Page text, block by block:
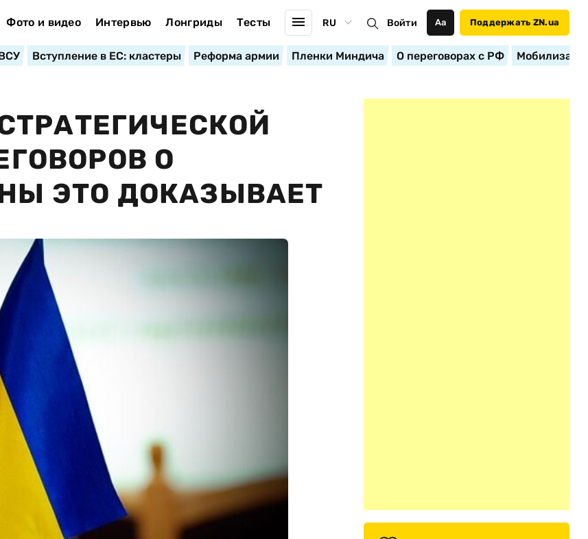
Фото и видео Интервью Лонгриды Тесты RU Войти Аа Поддержать ZN.ua
Вступление в ЕС: кластеры Реформа армии Пленки Миндича О переговорах с РФ
О
ЭТО ДОКАЗЫВАЕТ